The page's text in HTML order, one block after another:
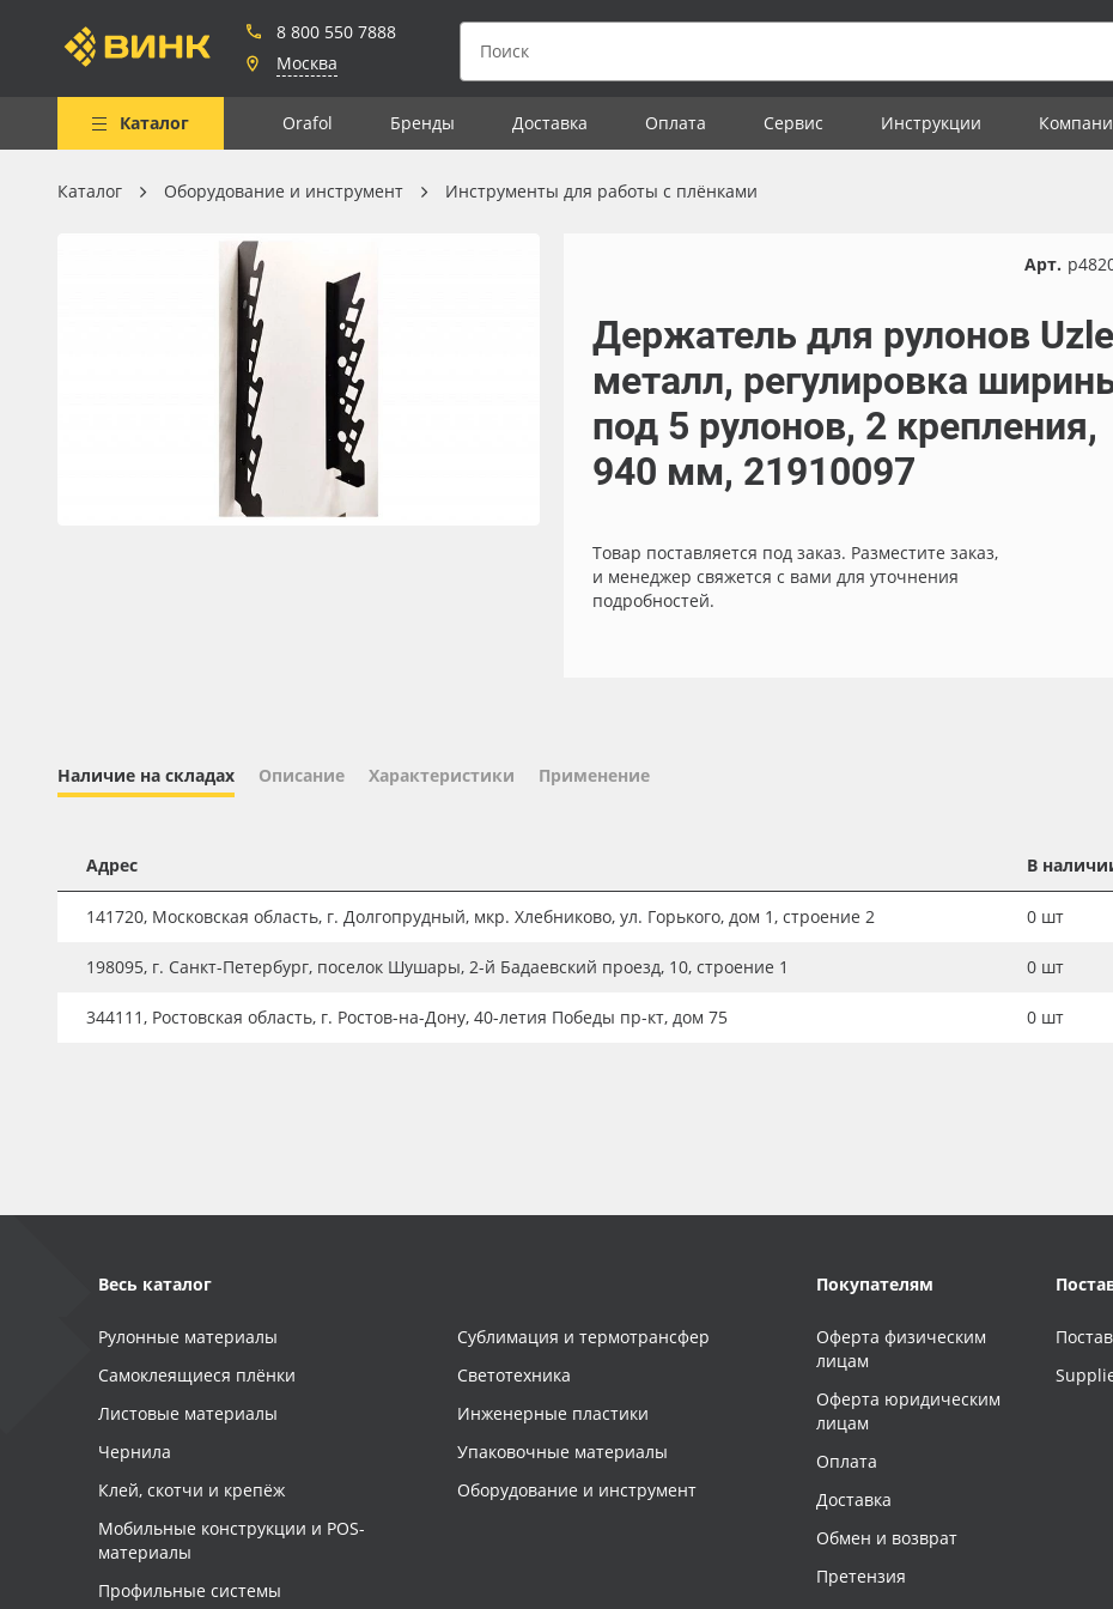
8 800 550 7888
Москва
Каталог Orafol Бренды Доставка Оплата Сервис Инструкции
Весь каталог
Рулонные материалы
Самоклеящиеся плёнки
Листовые материалы
Клей, скотчи и крепёж
Мобильные конструкции и
POS-материалы
Новинки ассортимента
Плёнка монтажная Oratape
ПЭТ листовой
ПЭТ бэклит
Каталог Оборудование и инструмент Инструменты для работы с плёнками
Арт.
Держатель для рулонов
металл, регулировка
под 5 рулонов, 2 крепления,
940 мм, 21910097
Товар поставляется под заказ. Разместите заказ,
и менеджер свяжется с вами для уточнения
подробностей.
Наличие на складах Описание Характеристики Применение
Адрес В
141720, Московская область, г. Долгопрудный, мкр. Хлебниково, ул. Горького, дом 1, строение 2 0 шт
198095, г. Санкт-Петербург, поселок Шушары, 2-й Бадаевский проезд, 10, строение 1 0 шт
344111, Ростовская область, г. Ростов-на-Дону, 40-летия Победы пр-кт, дом 75 0 шт
Весь каталог
Рулонные материалы
Самоклеящиеся плёнки
Листовые материалы
Чернила
Клей, скотчи и крепёж
Мобильные конструкции и POS-
материалы
Профильные системы
Сублимация и термотрансфер
Светотехника
Инженерные пластики
Упаковочные материалы
Оборудование и инструмент
Покупателям
Оферта физическим
лицам
Оферта юридическим
лицам
Оплата
Доставка
Обмен и возврат
Претензия